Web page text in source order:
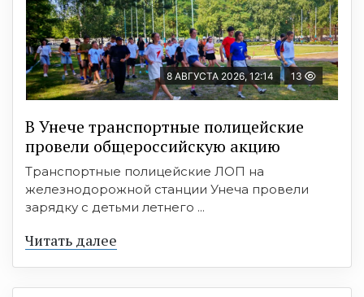
8 АВГУСТА 2026, 12:14 13
В Унече транспортные полицейские
провели общероссийскую акцию
Транспортные полицейские ЛОП на
железнодорожной станции Унеча провели
зарядку с детьми летнего ...
Читать далее